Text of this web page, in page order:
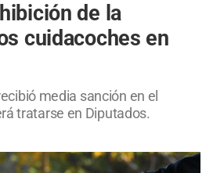
de la
cuidacoches en
media sanción en el
tratarse en Diputados.